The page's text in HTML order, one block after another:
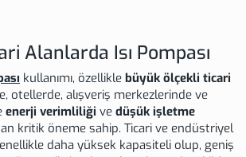
Alanlarda Isı Pompası
kullanımı, özellikle büyük ölçekli ticari
otellerde, alışveriş merkezlerinde ve
enerji verimliliği ve düşük işletme
kritik öneme sahip. Ticari ve endüstriyel
daha yüksek kapasiteli olup, geniş